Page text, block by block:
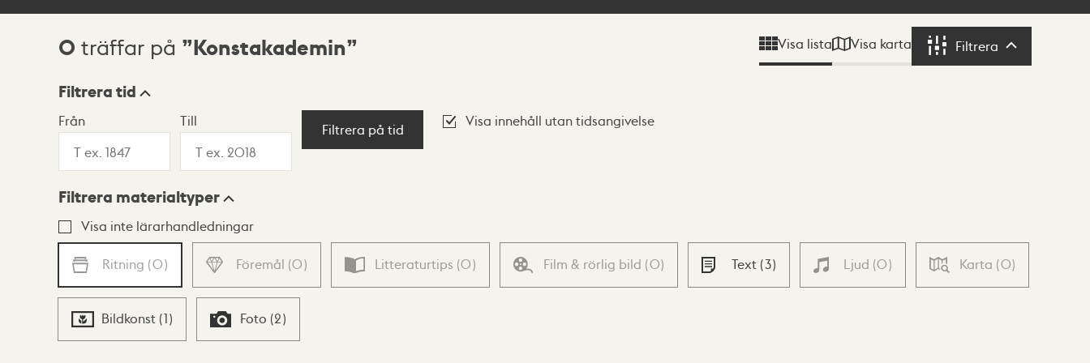
Sökresultat
0 träffar på Konstakademin Visa lista Visa karta Filtrera Filtrera
Visningsläge
Lista Karta
Filtrera tid
Från Till
Filtrera på tid
Visa innehåll utan tidsangivelse
Filtrera materialtyper
Visa inte lärarhandledningar
Ritning (0) Föremål (0) Litteraturtips (0) Film & rörlig bild (0) Text (3) Ljud (0) Karta (0)
Bildkonst (1) Foto (2)